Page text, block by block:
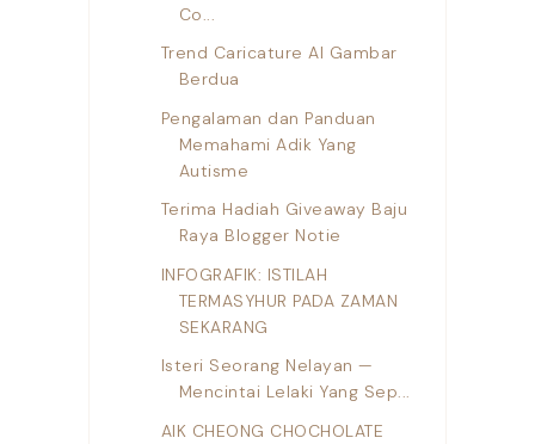
Co...
Trend Caricature AI Gambar
Berdua
Pengalaman dan Panduan
Memahami Adik Yang
Autisme
Terima Hadiah Giveaway Baju
Raya Blogger Notie
INFOGRAFIK: ISTILAH
TERMASYHUR PADA ZAMAN
SEKARANG
Isteri Seorang Nelayan —
Mencintai Lelaki Yang Sep...
AIK CHEONG CHOCHOLATE